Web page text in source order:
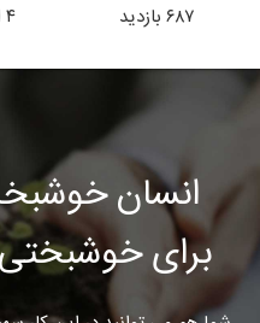
۶۸۷بازدید ۴
انسان
برای